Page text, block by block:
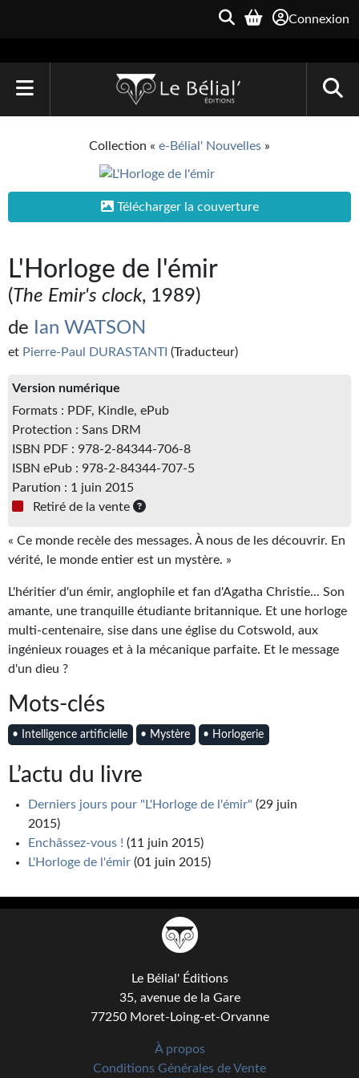
Connexion
Archive du Futur
Parallaxe
Quarante-Deux
Pulps
Wotan
Étoiles vives
Yellow Submarine
NUMÉRIQUE
Une Heure-Lumière
Nouvelles
Bifrost
Livres audio
Gratuit
Sans DRM
BIFROST
Tous les numéros
S'abonner
Le prix des lecteurs
Collection « e-Bélial' Nouvelles »
Télécharger la couverture
L'Horloge de l'émir
(The Emir's clock, 1989)
de Ian WATSON
et Pierre-Paul DURASTANTI (Traducteur)
Version numérique
Formats : PDF, Kindle, ePub
Protection : Sans DRM
ISBN PDF : 978-2-84344-706-8
ISBN ePub : 978-2-84344-707-5
Parution : 1 juin 2015
Retiré de la vente
« Ce monde recèle des messages. À nous de les découvrir. En
vérité, le monde entier est un mystère. »
L'héritier d'un émir, anglophile et fan d'Agatha Christie... Son
amante, une tranquille étudiante britannique. Et une horloge
multi-centenaire, sise dans une église du Cotswold, aux
ingénieux rouages et à la mécanique parfaite. Et le message
d'un dieu ?
Mots-clés
• Intelligence artificielle • Mystère • Horlogerie
L’actu du livre
Derniers jours pour "L'Horloge de l'émir" (29 juin
2015)
Enchâssez-vous ! (11 juin 2015)
L'Horloge de l'émir (01 juin 2015)
Le Bélial' Éditions
35, avenue de la Gare
77250 Moret-Loing-et-Orvanne
À propos
Conditions Générales de Vente